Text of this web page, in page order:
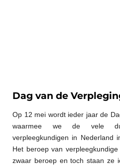
Dag van de
Op 12 mei wordt ieder jaar de
waarmee we de vele
verpleegkundigen in Nederland
Het beroep van
zwaar beroep en toch staan ze